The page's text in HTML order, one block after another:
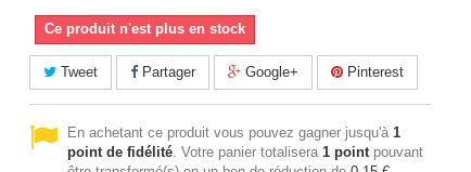
Ce produit n'est plus en stock
Tweet Partager Google+ Pinterest
En achetant ce produit vous pouvez gagner jusqu'à 1
point de fidélité. Votre panier totalisera 1 pointpouvant